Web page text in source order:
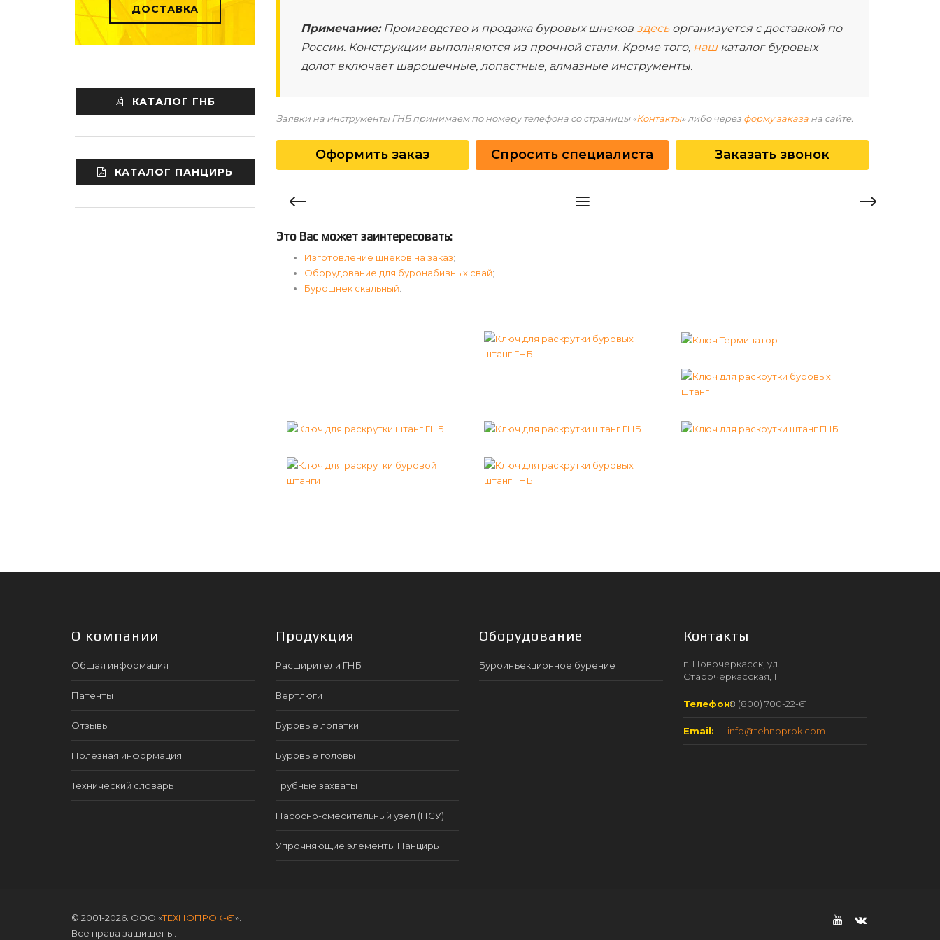
Примечание:Производство и продажа буровых шнеков здесьорганизуется с доставкой по
России. Конструкции выполняются из прочной стали. Кроме того, нашкаталог буровых
долот включает шарошечные, лопастные, алмазные инструменты.
Заявки на инструменты ГНБ принимаем по номеру телефона со страницы «Контакты» либо черезформу заказана сайте.
Оформить заказ Спросить специалиста Заказать звонок
Это Вас может заинтересовать:
Изготовление шнеков на заказ;
Оборудование для буронабивных свай;
Бурошнек скальный
ДОСТАВКА
КАТАЛОГ ГНБ
КАТАЛОГ ПАНЦИРЬ
О компании
Общая информация
Патенты
Отзывы
Полезная информация
Технический словарь
Продукция
Расширители ГНБ
Вертлюги
Буровые лопатки
Буровые головы
Трубные захваты
Насосно-смесительный узел (НСУ)
Упрочняющие элементы Панцирь
Оборудование
Буроинъекционное бурение
Контакты
г. Новочеркасск, ул.
Старочеркасская, 1
Телефон:8 (800) 700-22-61
Email: info@tehnoprok.com
© 2001-2026. ООО «ТЕХНОПРОК-61».
Все права защищены.